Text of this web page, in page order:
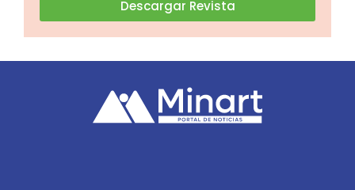
Descargar Revista